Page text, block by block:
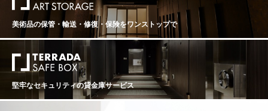
美術品の保管・輸送・修復・保険をワンストップで
堅牢なセキュリティの貸金庫サービス